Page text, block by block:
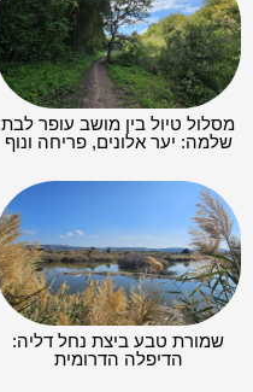
מסלול טיול בין מושב עופר לבת
שלמה: יער אלונים, פריחה ונוף
שמורת טבע ביצת נחל דליה:
הדיפלה הדרומית